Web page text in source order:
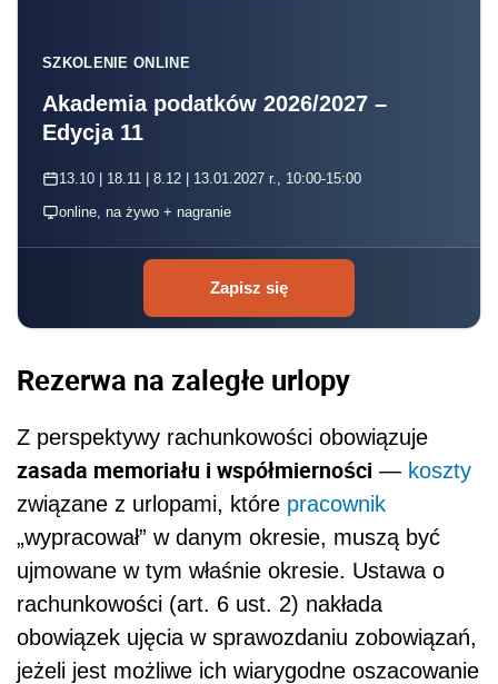
SZKOLENIE ONLINE
Akademia podatków 2026/2027 –
Edycja 11
13.10 | 18.11 | 8.12 | 13.01.2027 r., 10:00-15:00
online, na żywo + nagranie
Zapisz się
Rezerwa na zaległe urlopy
Z perspektywy rachunkowości obowiązuje
zasada memoriału i współmierności — koszty
związane z urlopami, które pracownik
„wypracował” w danym okresie, muszą być
ujmowane w tym właśnie okresie. Ustawa o
rachunkowości (art. 6 ust. 2) nakłada
obowiązek ujęcia w sprawozdaniu zobowiązań,
jeżeli jest możliwe ich wiarygodne oszacowanie